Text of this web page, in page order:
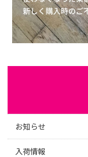
お知らせ
入荷情報